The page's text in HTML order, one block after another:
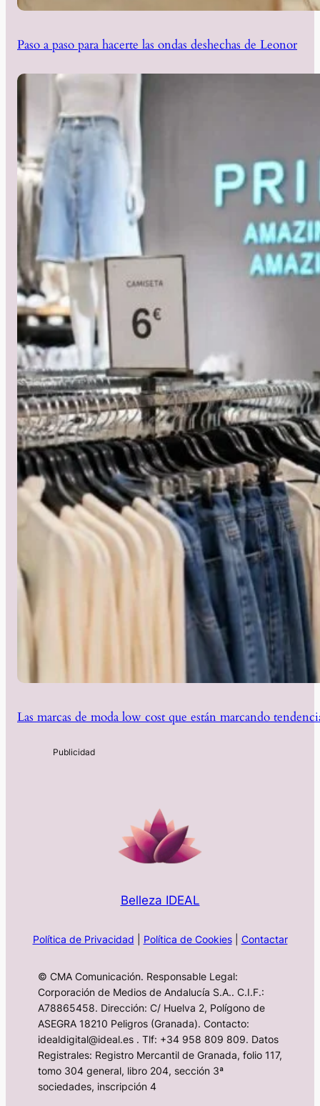
Paso a paso para hacerte las ondas deshechas de Leonor
Las marcas de moda low cost que están marcando
Belleza IDEAL
Política de Privacidad Política de Cookies| Contactar
© CMA Comunicación. Responsable Legal:
Corporación de Medios de Andalucía S.A.. C.I.F.:
A78865458. Dirección: C/ Huelva 2, Polígono de
ASEGRA 18210 Peligros (Granada). Contacto:
idealdigital@ideal.es . Tlf: +34 958 809 809. Datos
Registrales: Registro Mercantil de Granada, folio 117,
tomo 304 general, libro 204, sección 3ª
sociedades, inscripción 4